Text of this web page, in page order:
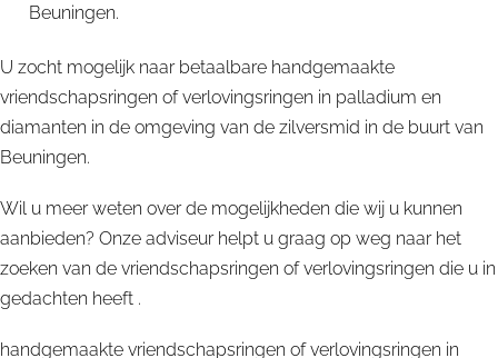
Beuningen.
U zocht mogelijk naar betaalbare handgemaakte
vriendschapsringen of verlovingsringen in palladium en
diamanten in de omgeving van de zilversmid in de buurt van
Beuningen.
Wil u meer weten over de mogelijkheden die wij u kunnen
aanbieden? Onze adviseur helpt u graag op weg naar het
zoeken van de vriendschapsringen of verlovingsringen die u in
gedachten heeft .
handgemaakte vriendschapsringen of verlovingsringen in